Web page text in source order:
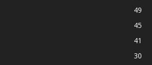
49
45
41
30